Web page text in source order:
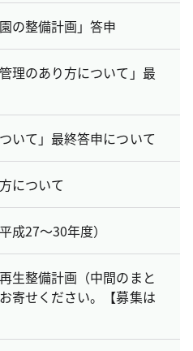
の整備計画」答申
理のあり方について」最
いて」最終答申について
について
成27～30年度）
生整備計画（中間のまと
寄せください。【募集は